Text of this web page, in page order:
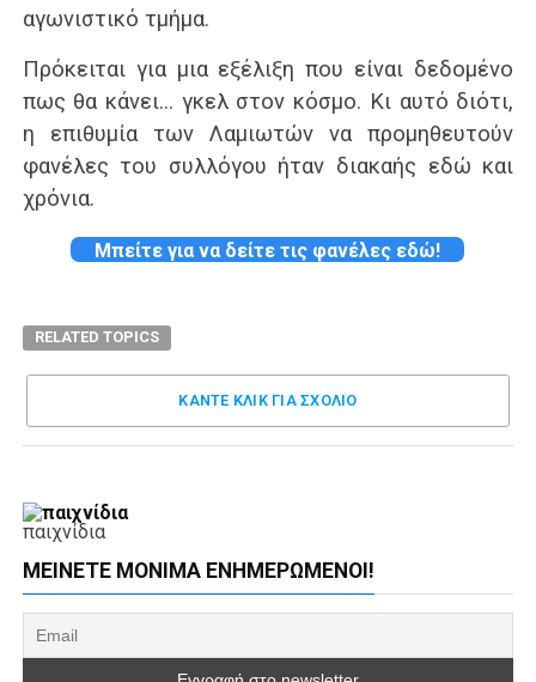
αγωνιστικό τμήμα.
Πρόκειται για μια εξέλιξη που είναι δεδομένο
πως θα κάνει… γκελ στον κόσμο. Κι αυτό διότι,
η επιθυμία των Λαμιωτών να προμηθευτούν
φανέλες του συλλόγου ήταν διακαής εδώ και
χρόνια.
Μπείτε για να δείτε τις φανέλες εδώ!
RELATED TOPICS
ΚΑΝΤΕ ΚΛΊΚ ΓΙΑ ΣΧΌΛΙΟ
παιχνίδια
ΜΕΊΝΕΤΕ ΜΌΝΙΜΑ ΕΝΗΜΕΡΏΜΕΝΟΙ!